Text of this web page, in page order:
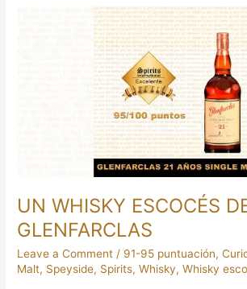
UN WHISKY ESCOCÉS
GLENFARCLAS
Leave a Comment / 91-95 puntuación,
Malt, Speyside, Spirits,Whisky,Whisky